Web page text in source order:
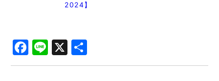
2024】
Facebook
Line
X
有